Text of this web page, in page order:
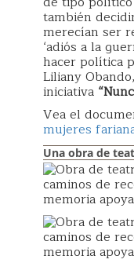
también
merecían ser
‘adiós a la
hacer política
Liliany
iniciativa
Vea el
mujeres
Una obra de